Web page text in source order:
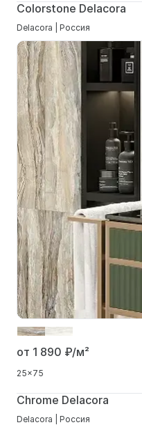
Colorstone Delacora
Delacora | Россия
от 1 890 ₽/м²
25x75
Chrome Delacora
Delacora | Россия